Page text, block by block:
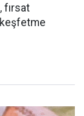
fırsat